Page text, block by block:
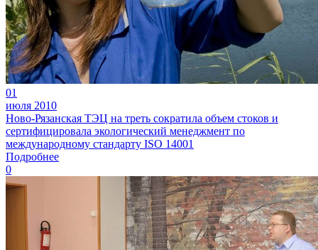
01
июля 2010
Ново-Рязанская ТЭЦ на треть сократила объем стоков и
сертифицировала экологический менеджмент по
международному стандарту ISO 14001
Подробнее
0